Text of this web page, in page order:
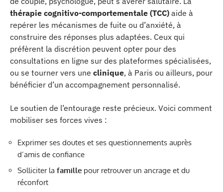
thérapie cognitivo-comportementale (TCC) aide à
repérer les mécanismes de fuite ou d’anxiété, à
construire des réponses plus adaptées. Ceux qui
préfèrent la discrétion peuvent opter pour des
consultations en ligne sur des plateformes spécialisées,
ou se tourner vers une clinique, à Paris ou ailleurs, pour
bénéficier d’un accompagnement personnalisé.
Le soutien de l’entourage reste précieux. Voici comment
mobiliser ses forces vives :
Exprimer ses doutes et ses questionnements auprès
d’amis de confiance
Solliciter la famille pour retrouver un ancrage et du
réconfort